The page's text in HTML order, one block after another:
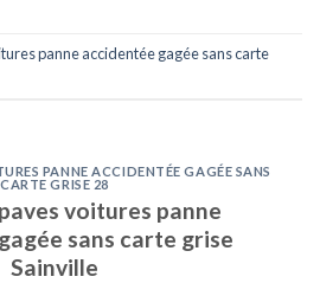
panne accidentée gagée sans carte
PANNE ACCIDENTÉE GAGÉE SANS
CARTE GRISE 28
voitures panne
sans carte grise
Sainville